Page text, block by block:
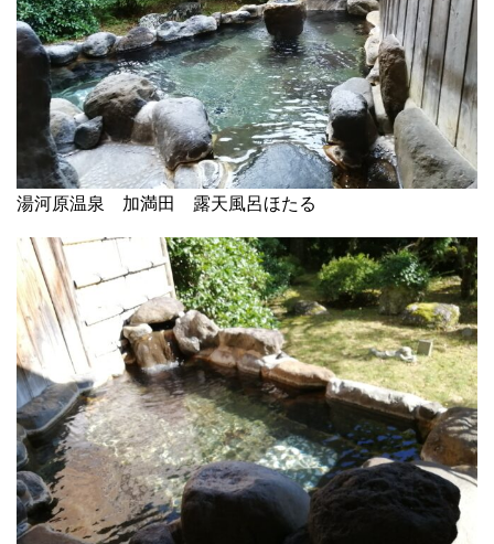
湯河原温泉 加満田 露天風呂ほたる